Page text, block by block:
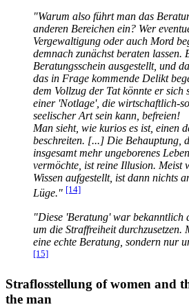
"Warum also führt man das
anderen Bereichen ein? Wer
Vergewaltigung oder auch Mord
demnach zunächst beraten lassen.
Beratungsschein ausgestellt, und
das in Frage kommende Delikt
dem Vollzug der Tat könnte er sich
einer 'Notlage', die wirtschaftlich-
seelischer Art sein kann, befreien!
Man sieht, wie kurios es ist, einen
beschreiten. [...] Die Behauptung,
insgesamt mehr ungeborenes
vermöchte, ist reine Illusion. Meist
Wissen aufgestellt, ist dann nichts
Lüge." [14]
"Diese 'Beratung' war bekanntlich
um die Straffreiheit durchzusetzen.
eine echte Beratung, sondern nur
[15]
Straflosstellung of women and
the man